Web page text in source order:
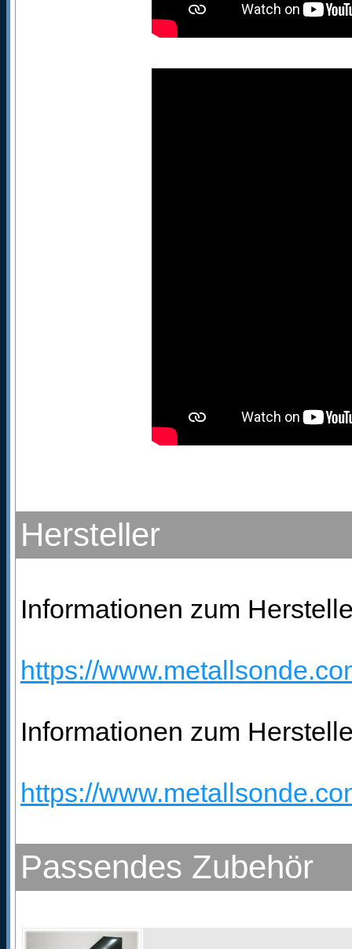
Hersteller
Informationen zum
https://
Informationen zum
https://
Passendes Zubehör